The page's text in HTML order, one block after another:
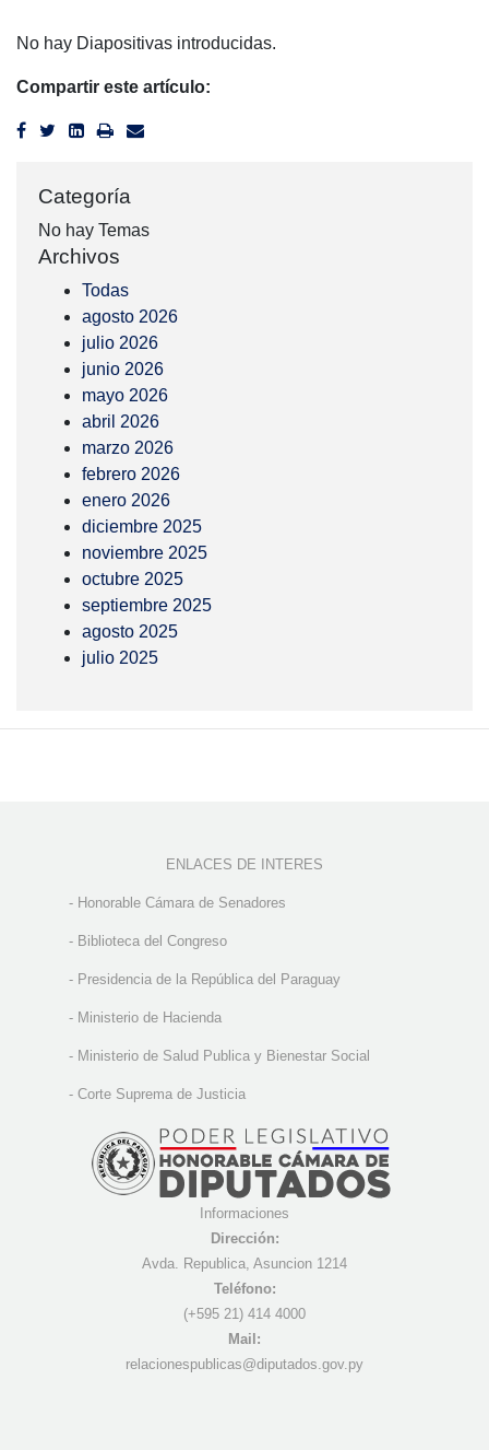
No hay Diapositivas introducidas.
Compartir este artículo:
Categoría
No hay Temas
Archivos
Todas
agosto 2026
julio 2026
junio 2026
mayo 2026
abril 2026
marzo 2026
febrero 2026
enero 2026
diciembre 2025
noviembre 2025
octubre 2025
septiembre 2025
agosto 2025
julio 2025
ENLACES DE INTERES
- Honorable Cámara de Senadores
- Biblioteca del Congreso
- Presidencia de la República del Paraguay
- Ministerio de Hacienda
- Ministerio de Salud Publica y Bienestar Social
- Corte Suprema de Justicia
Informaciones
Dirección:
Avda. Republica, Asuncion 1214
Teléfono:
(+595 21) 414 4000
Mail:
relacionespublicas@diputados.gov.py